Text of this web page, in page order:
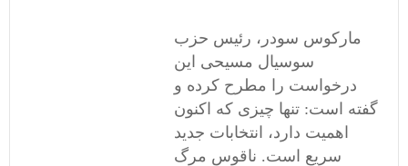
مارکوس سودر، رئیس حزب
سوسیال مسیحی این
درخواست را مطرح کرده و
گفته است: تنها چیزی که اکنون
اهمیت دارد، انتخابات جدید
سریع است. ناقوس مرگ